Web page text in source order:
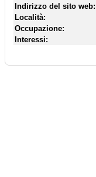
Indirizzo del sito web:
Località:
Occupazione:
Interessi: